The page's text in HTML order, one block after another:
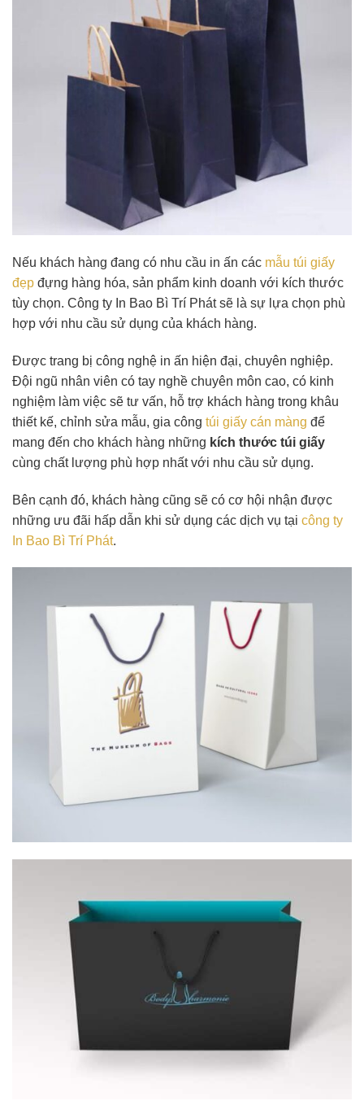
Nếu khách hàng đang có nhu cầu in ấn các mẫu túi giấy
đẹp đựng hàng hóa, sản phẩm kinh doanh với kích thước
tùy chọn. Công ty In Bao Bì Trí Phát sẽ là sự lựa chọn phù
hợp với nhu cầu sử dụng của khách hàng.
Được trang bị công nghệ in ấn hiện đại, chuyên nghiệp.
Đội ngũ nhân viên có tay nghề chuyên môn cao, có kinh
nghiệm làm việc sẽ tư vấn, hỗ trợ khách hàng trong khâu
thiết kế, chỉnh sửa mẫu, gia công túi giấy cán màng để
mang đến cho khách hàng những kích thước túi giấy
cùng chất lượng phù hợp nhất với nhu cầu sử dụng.
Bên cạnh đó, khách hàng cũng sẽ có cơ hội nhận được
những ưu đãi hấp dẫn khi sử dụng các dịch vụ tại công ty
In Bao Bì Trí Phát.